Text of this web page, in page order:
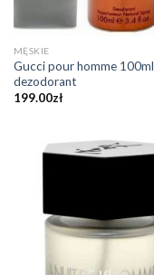
MĘSKIE
Gucci pour homme 100ml
dezodorant
199.00zł